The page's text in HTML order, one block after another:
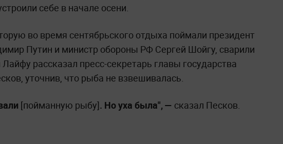
себе в начале осени.
во время сентябрьского отдыха поймали президент
Путин и министр обороны РФ Сергей Шойгу, сварили
рассказал пресс-секретарь главы государства
уточнив, что рыба не взвешивалась.
[пойманную рыбу]. Но уха была", — сказал Песков.